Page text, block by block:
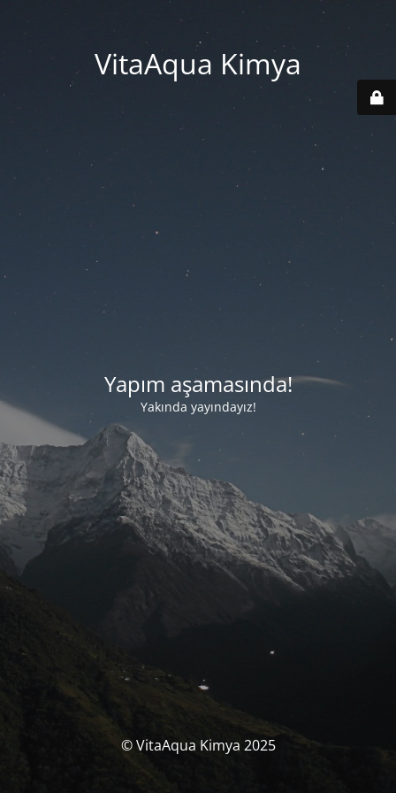
VitaAqua Kimya
Yapım aşamasında!
Yakında yayındayız!
© VitaAqua Kimya 2025